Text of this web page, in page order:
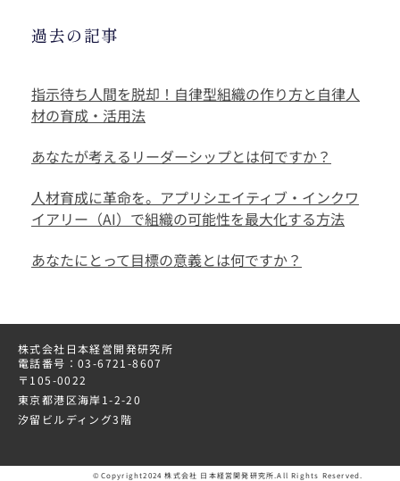
過去の記事
指示待ち人間を脱却！自律型組織の作り方と自律人
材の育成・活用法
あなたが考えるリーダーシップとは何ですか？
人材育成に革命を。アプリシエイティブ・インクワ
イアリー（AI）で組織の可能性を最大化する方法
あなたにとって目標の意義とは何ですか？
株式会社日本経営開発研究所
電話番号：03-6721-8607
〒105-0022
東京都港区海岸1-2-20
汐留ビルディング3階
©Copyright2024 株式会社 日本経営開発研究所.All Rights Reserved.